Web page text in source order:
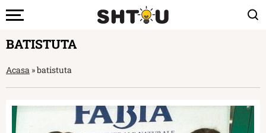
BATISTUTA
Acasa »batistuta